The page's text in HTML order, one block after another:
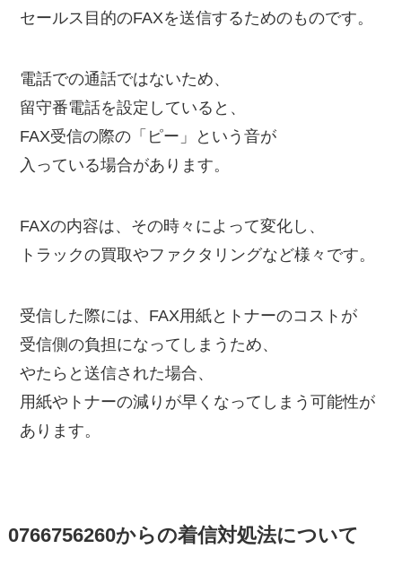
セールス目的のFAXを送信するためのものです。
電話での通話ではないため、
留守番電話を設定していると、
FAX受信の際の「ピー」という音が
入っている場合があります。
FAXの内容は、その時々によって変化し、
トラックの買取やファクタリングなど様々です。
受信した際には、FAX用紙とトナーのコストが
受信側の負担になってしまうため、
やたらと送信された場合、
用紙やトナーの減りが早くなってしまう可能性が
あります。
0766756260からの着信対処法について